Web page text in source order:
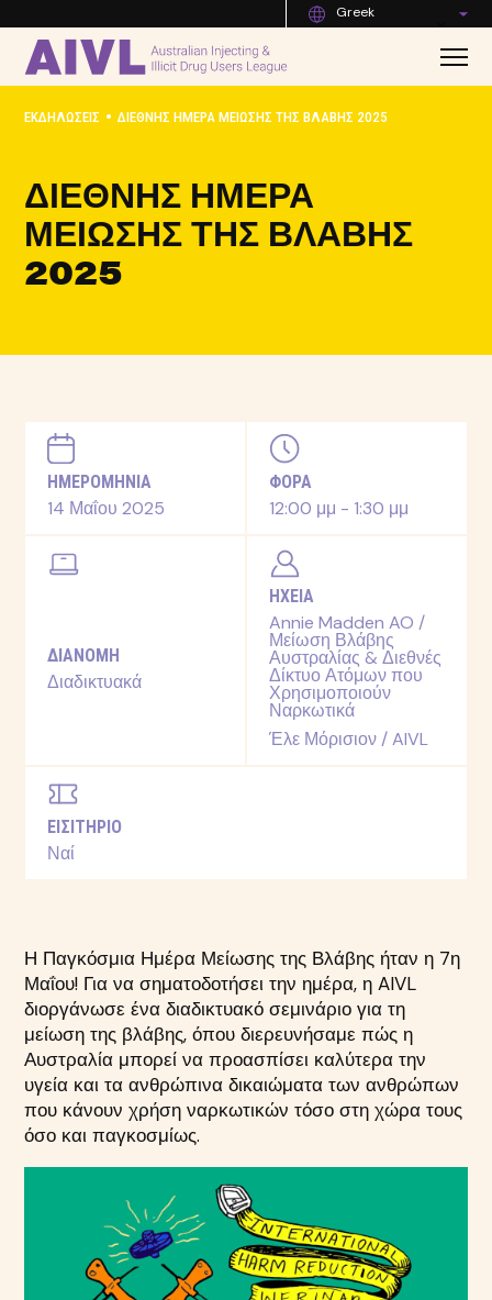
Greek
ΕΚΔΗΛΏΣΕΙΣ • ΔΙΕΘΝΉΣ ΗΜΈΡΑ ΜΕΊΩΣΗΣ ΤΗΣ ΒΛΆΒΗΣ 2025
ΔΙΕΘΝΉΣ ΗΜΈΡΑ
ΜΕΊΩΣΗΣ ΤΗΣ ΒΛΆΒΗΣ
2025
ΗΜΕΡΟΜΗΝΙΑ
14 Μαΐου 2025
ΦΟΡΑ
12:00 μμ - 1:30 μμ
ΔΙΑΝΟΜΗ
Διαδικτυακά
ΗΧΕΙΑ
Annie Madden AO /
Μείωση Βλάβης
Αυστραλίας & Διεθνές
Δίκτυο Ατόμων που
Χρησιμοποιούν
Ναρκωτικά
Έλε Μόρισιον / AIVL
ΕΙΣΙΤΗΡΙΟ
Ναί
Η Παγκόσμια Ημέρα Μείωσης της Βλάβης ήταν η 7η
Μαΐου! Για να σηματοδοτήσει την ημέρα, η AIVL
διοργάνωσε ένα διαδικτυακό σεμινάριο για τη
μείωση της βλάβης, όπου διερευνήσαμε πώς η
Αυστραλία μπορεί να προασπίσει καλύτερα την
υγεία και τα ανθρώπινα δικαιώματα των ανθρώπων
που κάνουν χρήση ναρκωτικών τόσο στη χώρα τους
όσο και παγκοσμίως.